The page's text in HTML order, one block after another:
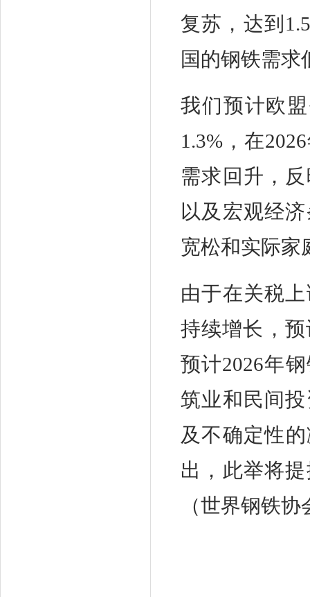
复苏，达到
国的钢铁需求
我们预计欧
1.3%，在
需求回升，
以及宏观经
宽松和实际家
由于在关税
持续增长，
预计2026年
筑业和民间
及不确定性
出，此举将
（世界钢铁协